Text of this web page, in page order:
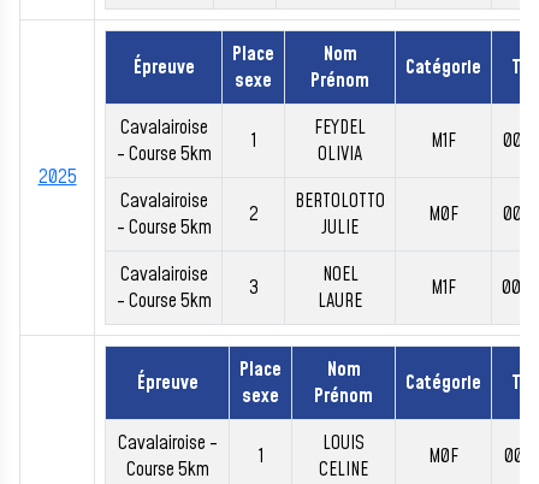
2025
Épreuve
Place
sexe
Nom
Prénom
Catégorie
Cavalairoise
- Course 5km
1
FEYDEL
OLIVIA
M1F
Cavalairoise
- Course 5km
2
BERTOLOTTO
JULIE
M0F
Cavalairoise
- Course 5km
3
NOEL
LAURE
M1F
Épreuve
Place
sexe
Nom
Prénom
Catégorie
Cavalairoise -
Course 5km
1
LOUIS
CELINE
M0F